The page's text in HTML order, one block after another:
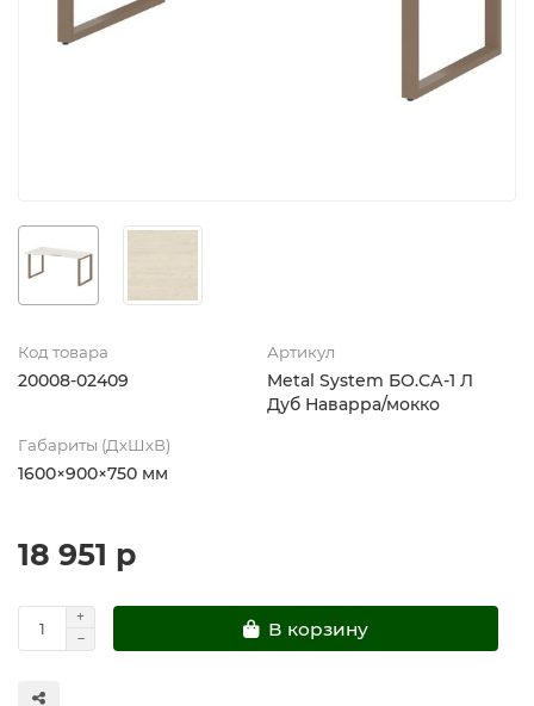
Код товара
20008-02409
Артикул
Metal System БО.СА-1 Л
Дуб Наварра/мокко
Габариты (ДхШхВ)
1600×900×750 мм
18 951 р
В корзину